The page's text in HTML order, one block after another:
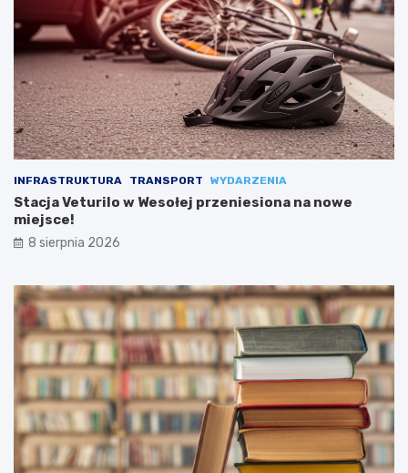
INFRASTRUKTURA TRANSPORT WYDARZENIA
Stacja Veturilo w Wesołej przeniesiona na nowe
miejsce!
8 sierpnia 2026